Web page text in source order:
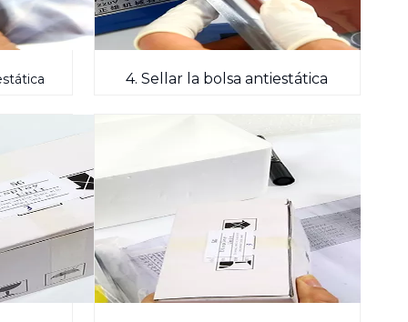
4. Sellar la bolsa antiestática